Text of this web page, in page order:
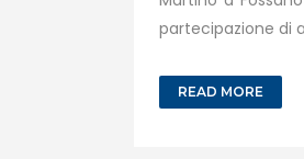
partecipazione di
READ MORE